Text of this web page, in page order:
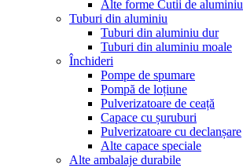
Alte forme Cutii de aluminiu
Tuburi din aluminiu
Tuburi din aluminiu dur
Tuburi din aluminiu moale
Închideri
Pompe de spumare
Pompă de loțiune
Pulverizatoare de ceață
Capace cu șuruburi
Pulverizatoare cu declanșare
Alte capace speciale
Alte ambalaje durabile